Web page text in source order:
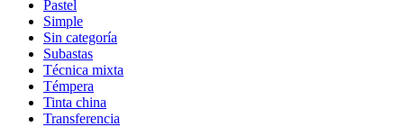
Pastel
Simple
Sin categoría
Subastas
Técnica mixta
Témpera
Tinta china
Transferencia